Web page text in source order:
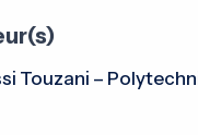
Touzani –